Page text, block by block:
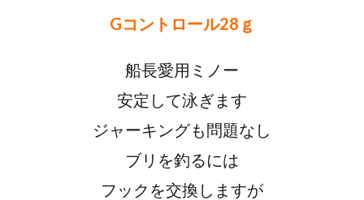
Gコントロール28ｇ
船長愛用ミノー
安定して泳ぎます
ジャーキングも問題なし
ブリを釣るには
フックを交換しますが